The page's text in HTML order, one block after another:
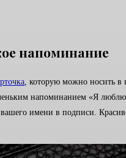
напоминание
, которую можно носить в
напоминанием «Я люблю
вашего имени в подписи.